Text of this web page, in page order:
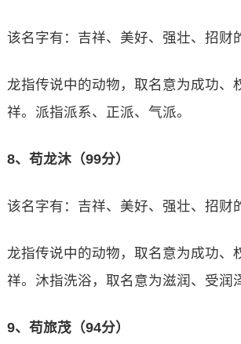
该名字有：吉祥、美好、强壮、招财
龙指传说中的动物，取名意为成功、
祥。派指派系、正派、气派。
8、苟龙沐（99分）
该名字有：吉祥、美好、强壮、招财
龙指传说中的动物，取名意为成功、
祥。沐指洗浴，取名意为滋润、受润
9、苟旅茂（94分）